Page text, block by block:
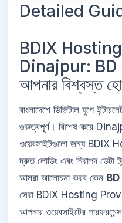
Detailed
BDIX
Dinajpur: BD
আপনার বিশ্বস্ত
বাংলাদেশে ডিজিটাল যুগে
গুরুত্বপূর্ণ। বিশেষ করে
ওয়েবসাইটগুলো জন্য BDIX
দ্রুত লোডিং এবং নিরাপদ ডেটা
আমরা আলোচনা করব কেন
সেরা BDIX Hosting
আপনার ওয়েবসাইটের